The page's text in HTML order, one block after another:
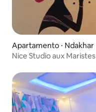
Apartamento ⋅ Ndakhar
Nice Studio aux Maristes